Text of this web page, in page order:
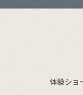
体験ショ